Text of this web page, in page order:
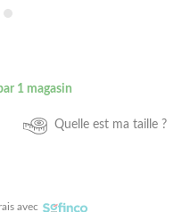
1 magasin
Quelle est ma taille ?
avec